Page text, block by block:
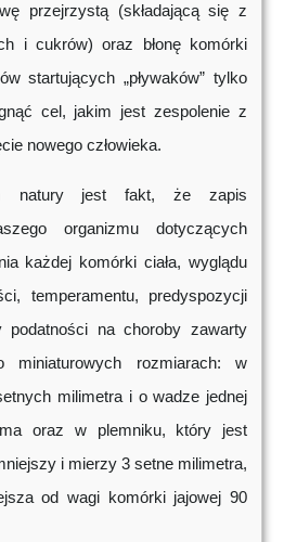
przejrzystą (składającą się z
i cukrów) oraz błonę komórki
startujących „pływaków” tylko
cel, jakim jest zespolenie z
nowego człowieka.
natury jest fakt, że zapis
organizmu dotyczących
każdej komórki ciała, wyglądu
temperamentu, predyspozycji
podatności na choroby zawarty
rozmiarach: w
milimetra i o wadze jednej
oraz w plemniku, który jest
i mierzy 3 setne milimetra,
od wagi komórki jajowej 90